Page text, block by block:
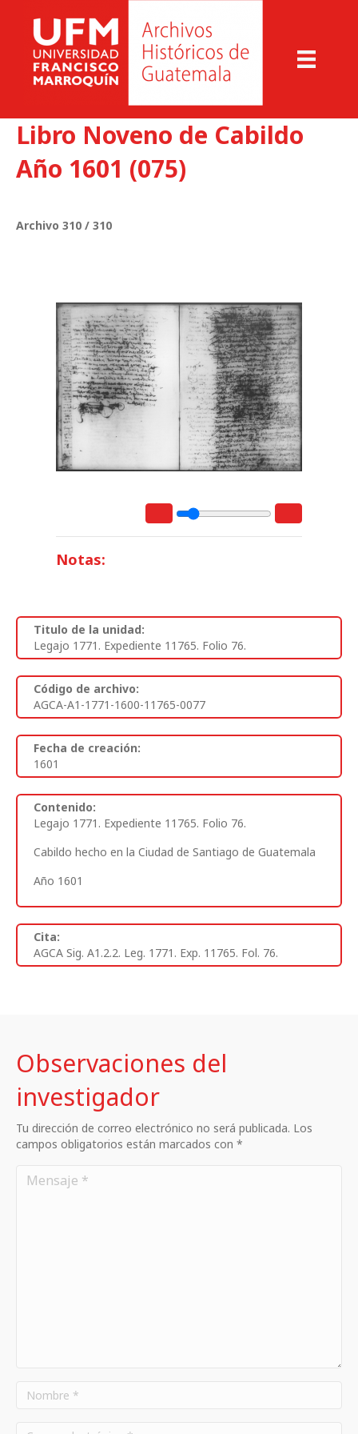
Libro Noveno de Cabildo
Año 1601 (075)
Archivo 310 / 310
Notas:
Titulo de la unidad:
Legajo 1771. Expediente 11765. Folio 76.
Código de archivo:
AGCA-A1-1771-1600-11765-0077
Fecha de creación:
1601
Contenido:
Legajo 1771. Expediente 11765. Folio 76.
Cabildo hecho en la Ciudad de Santiago de Guatemala
Año 1601
Cita:
AGCA Sig. A1.2.2. Leg. 1771. Exp. 11765. Fol. 76.
Observaciones del
investigador
Tu dirección de correo electrónico no será publicada. Los
campos obligatorios están marcados con *